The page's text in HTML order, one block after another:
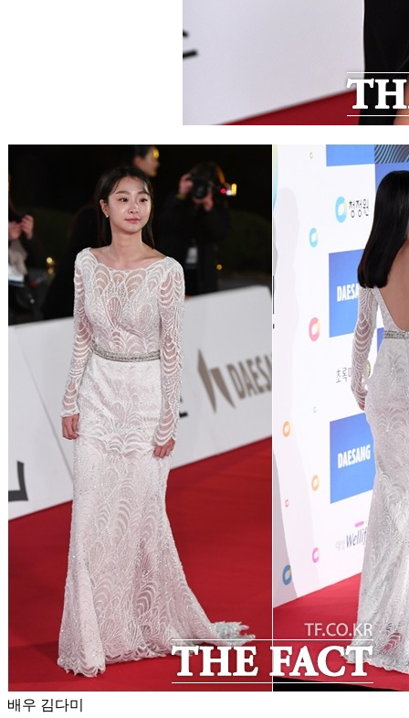
배우 김다미